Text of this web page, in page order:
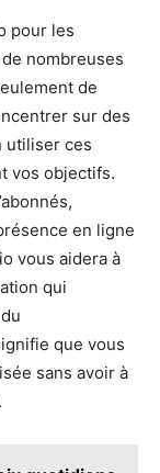
pour les
nombreuses
de
sur des
utiliser ces
vos objectifs.
en ligne
vous aidera à
qui
que vous
sans avoir à